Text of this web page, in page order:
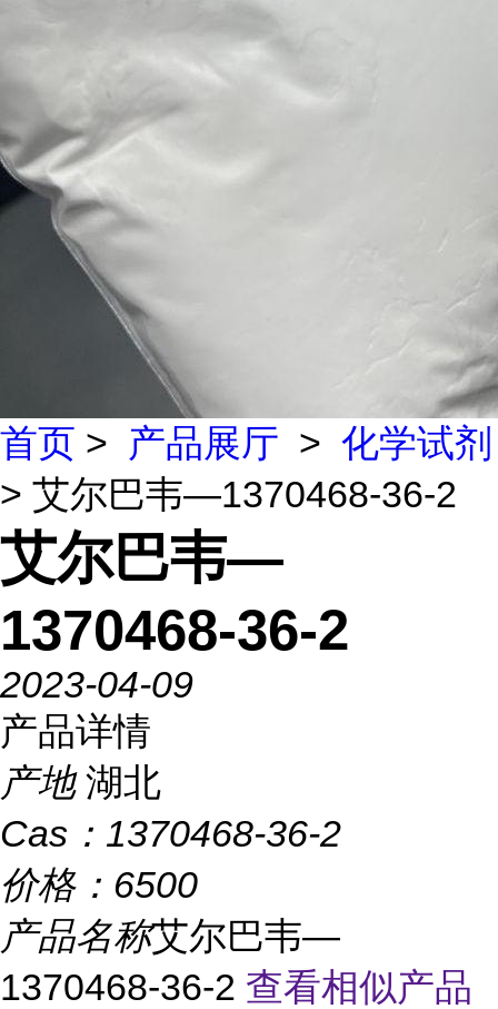
首页 > 产品展厅 > 化学试剂
> 艾尔巴韦—1370468-36-2
艾尔巴韦—
1370468-36-2
2023-04-09
产品详情
产地 湖北
Cas： 1370468-36-2
价格： 6500
产品名称艾尔巴韦—
1370468-36-2 查看相似产品